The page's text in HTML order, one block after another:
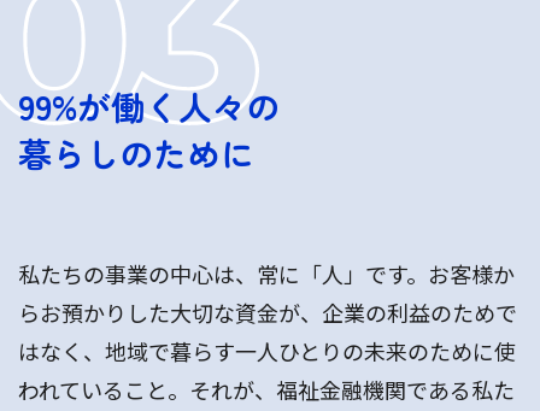
99%が働く人々の
暮らしのために
私たちの事業の中心は、常に「人」です。お客様か
らお預かりした大切な資金が、企業の利益のためで
はなく、地域で暮らす一人ひとりの未来のために使
われていること。それが、福祉金融機関である私た